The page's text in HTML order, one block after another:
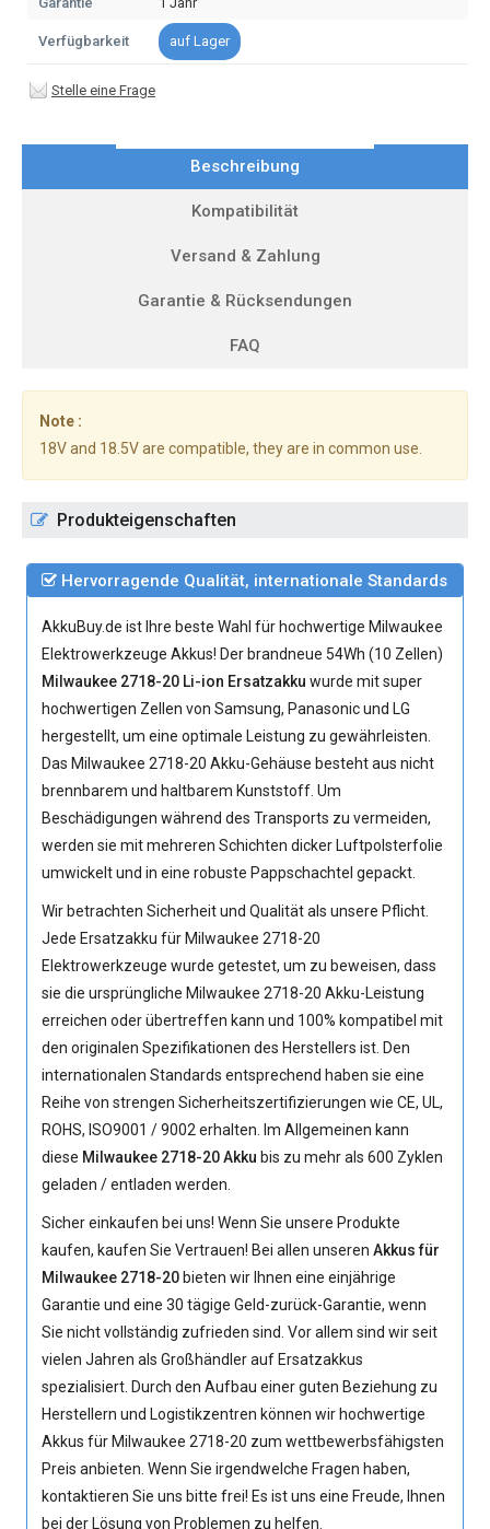
Verfügbarkeit auf Lager
Stelle eine Frage
Beschreibung
Kompatibilität
Versand & Zahlung
Garantie & Rücksendungen
FAQ
Note :
18V and 18.5V are compatible, they are in common use.
Produkteigenschaften
Hervorragende Qualität, internationale Standards
AkkuBuy.de ist Ihre beste Wahl für hochwertige Milwaukee
Elektrowerkzeuge Akkus! Der brandneue 54Wh (10 Zellen)
Milwaukee 2718-20 Li-ion Ersatzakku wurde mit super
hochwertigen Zellen von Samsung, Panasonic und LG
hergestellt, um eine optimale Leistung zu gewährleisten.
Das Milwaukee 2718-20 Akku-Gehäuse besteht aus nicht
brennbarem und haltbarem Kunststoff. Um
Beschädigungen während des Transports zu vermeiden,
werden sie mit mehreren Schichten dicker Luftpolsterfolie
umwickelt und in eine robuste Pappschachtel gepackt.
Wir betrachten Sicherheit und Qualität als unsere Pflicht.
Jede Ersatzakku für Milwaukee 2718-20
Elektrowerkzeuge wurde getestet, um zu beweisen, dass
sie die ursprüngliche Milwaukee 2718-20 Akku-Leistung
erreichen oder übertreffen kann und 100% kompatibel mit
den originalen Spezifikationen des Herstellers ist. Den
internationalen Standards entsprechend haben sie eine
Reihe von strengen Sicherheitszertifizierungen wie CE, UL,
ROHS, ISO9001 / 9002 erhalten. Im Allgemeinen kann
diese Milwaukee 2718-20 Akku bis zu mehr als 600 Zyklen
geladen / entladen werden.
Sicher einkaufen bei uns! Wenn Sie unsere Produkte
kaufen, kaufen Sie Vertrauen! Bei allen unserenAkkus für
Milwaukee 2718-20 bieten wir Ihnen eine einjährige
Garantie und eine 30 tägige Geld-zurück-Garantie, wenn
Sie nicht vollständig zufrieden sind. Vor allem sind wir seit
vielen Jahren als Großhändler auf Ersatzakkus
spezialisiert. Durch den Aufbau einer guten Beziehung zu
Herstellern und Logistikzentren können wir hochwertige
Akkus für Milwaukee 2718-20 zum wettbewerbsfähigsten
Preis anbieten. Wenn Sie irgendwelche Fragen haben,
kontaktieren Sie uns bitte frei! Es ist uns eine Freude, Ihnen
bei der Lösung von Problemen zu helfen.